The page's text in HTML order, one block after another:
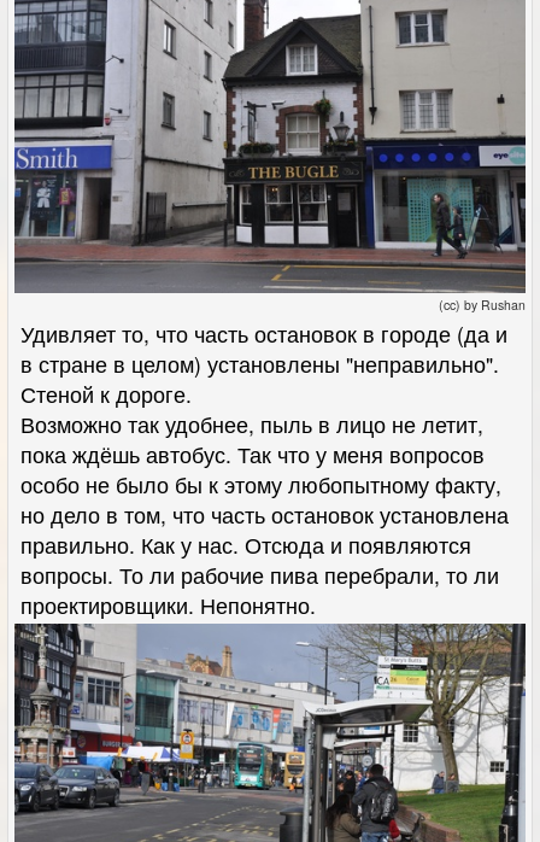
(cc) by Rushan
Удивляет то, что часть остановок в городе (да и
в стране в целом) установлены "неправильно".
Стеной к дороге.
Возможно так удобнее, пыль в лицо не летит,
пока ждёшь автобус. Так что у меня вопросов
особо не было бы к этому любопытному факту,
но дело в том, что часть остановок установлена
правильно. Как у нас. Отсюда и появляются
вопросы. То ли рабочие пива перебрали, то ли
проектировщики. Непонятно.